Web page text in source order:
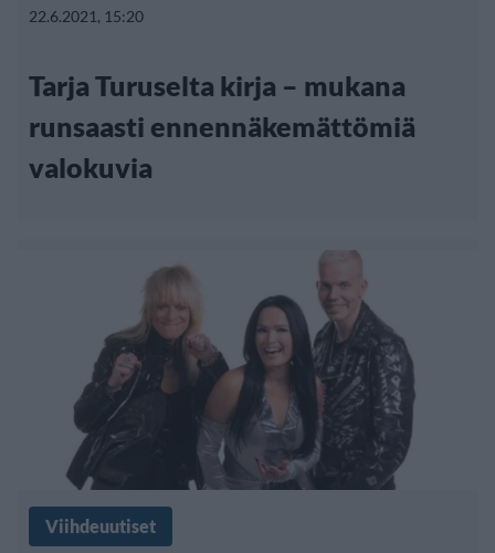
22.6.2021, 15:20
Tarja Turuselta kirja – mukana
runsaasti ennennäkemättömiä
valokuvia
Viihdeuutiset